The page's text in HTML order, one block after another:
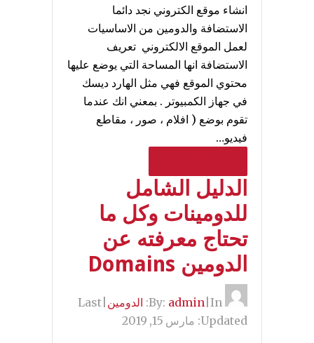
انشاء موقع الكتروني نجد دائما
الاستضافة والدومين من الاساسيات
لعمل الموقع الالكتروني تعريف
الاستضافة انها المساحة التي يوضع عليها
محتوي الموقع فهي مثل الهارد ديسك
في جهاز الكمبيوتر . بمعني انك عندما
تقوم بوضع ( افلام ، صور ، مقاطع
فيديو…
الدليل الشامل
للدومينات وكل ما
تحتاج معرفته عن
الدومين Domains
admin In: الدومين Last
Updated: مارس 15, 2019